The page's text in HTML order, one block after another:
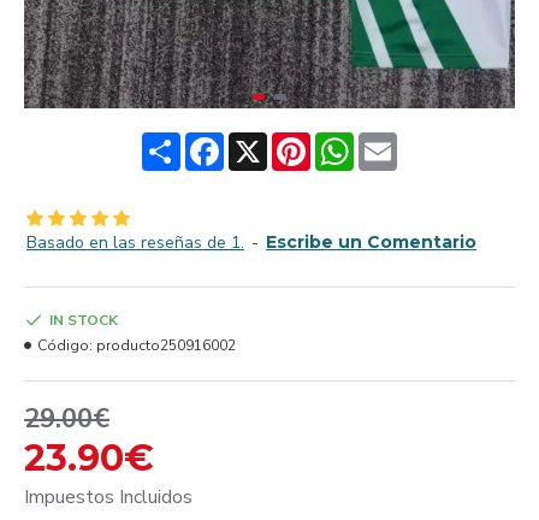
ShareFacebook
X PinterestWhatsApp
Email
Basado en las reseñas de 1. - Escribe un Comentario
23.90€
29.00€
Impuestos Incluidos
IN STOCK
Código: producto250916002